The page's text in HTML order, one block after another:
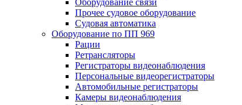
Оборудование связи
Прочее судовое оборудование
Судовая автоматика
Оборудование по ПП 969
Рации
Ретрансляторы
Регистраторы видеонаблюдения
Персональные видеорегистраторы
Автомобильные регистраторы
Камеры видеонаблюдения